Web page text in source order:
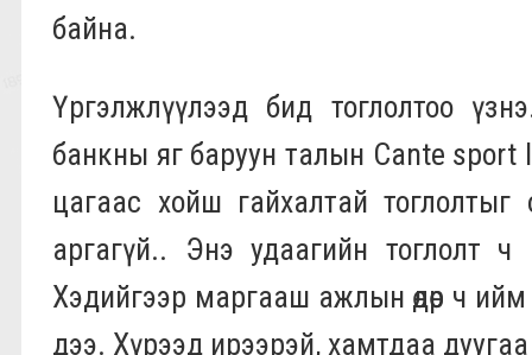
байна.
Үргэлжлүүлээд бид тоглолтоо
банкны яг баруун талын Cante sport
цагаас хойш гайхалтай
аргагүй.. Энэ удаагийн тоглолт
Хэдийгээр маргааш ажлын өдөр ч
дээ. Хүрээд ирээрэй, хамтдаа